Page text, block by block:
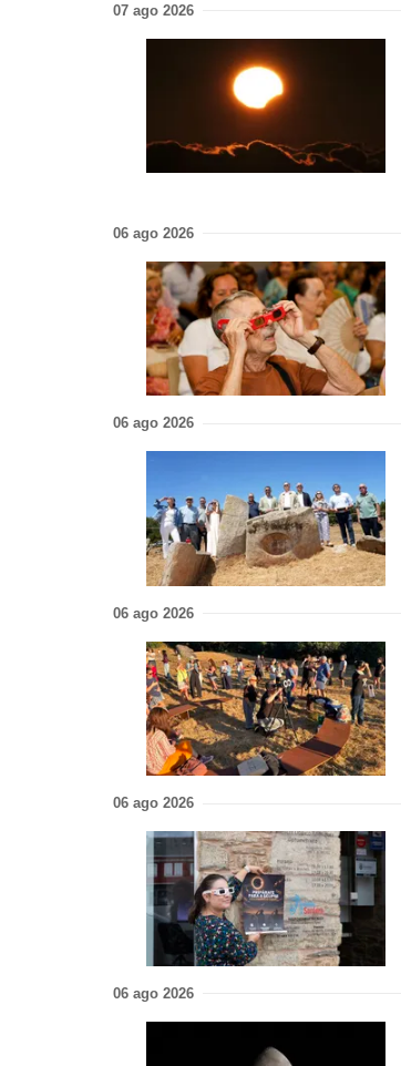
07 ago 2026
06 ago 2026
06 ago 2026
06 ago 2026
06 ago 2026
06 ago 2026